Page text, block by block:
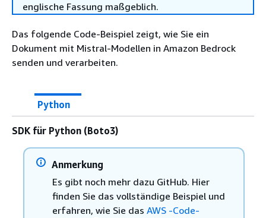
englische Fassung maßgeblich.
Das folgende Code-Beispiel zeigt, wie Sie ein
Dokument mit Mistral-Modellen in Amazon Bedrock
senden und verarbeiten.
Python
SDK für Python (Boto3)
Anmerkung
Es gibt noch mehr dazu GitHub. Hier
finden Sie das vollständige Beispiel und
erfahren, wie Sie das AWS -Code-